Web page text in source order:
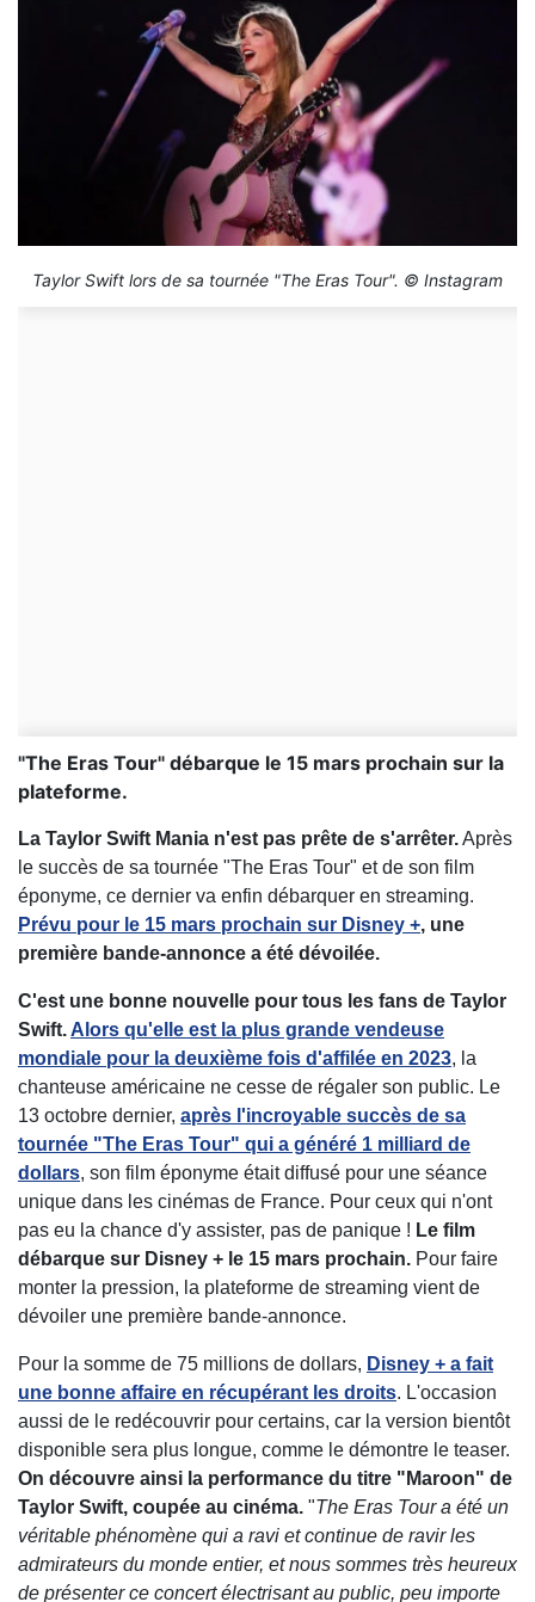
Taylor Swift lors de sa tournée "The Eras Tour". © Instagram
"The Eras Tour" débarque le 15 mars prochain sur la
plateforme.
La Taylor Swift Mania n'est pas prête de s'arrêter.Après
le succès de sa tournée "The Eras Tour" et de son film
éponyme, ce dernier va enfin débarquer en streaming.
Prévu pour le 15 mars prochain sur Disney +, une
première bande-annonce a été dévoilée.
C'est une bonne nouvelle pour tous les fans de Taylor
Swift. Alors qu'elle est la plus grande vendeuse
mondiale pour la deuxième fois d'affilée en 2023, la
chanteuse américaine ne cesse de régaler son public. Le
13 octobre dernier, après l'incroyable succès de sa
tournée "The Eras Tour" qui a généré 1 milliard de
dollars, son film éponyme était diffusé pour une séance
unique dans les cinémas de France. Pour ceux qui n'ont
pas eu la chance d'y assister, pas de panique ! Le film
débarque sur Disney + le 15 mars prochain. Pour faire
monter la pression, la plateforme de streaming vient de
dévoiler une première bande-annonce.
Pour la somme de 75 millions de dollars, Disney + a fait
une bonne affaire en récupérant les droits. L'occasion
aussi de le redécouvrir pour certains, car la version bientôt
disponible sera plus longue, comme le démontre le teaser.
On découvre ainsi la performance du titre "Maroon" de
Taylor Swift, coupée au cinéma. "The Eras Tour a été un
véritable phénomène qui a ravi et continue de ravir les
admirateurs du monde entier, et nous sommes très heureux
de présenter ce concert électrisant au public, peu importe